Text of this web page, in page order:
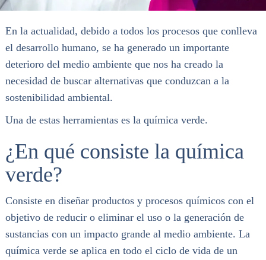
En la actualidad, debido a todos los procesos que conlleva
el desarrollo humano, se ha generado un importante
deterioro del medio ambiente que nos ha creado la
necesidad de buscar alternativas que conduzcan a la
sostenibilidad ambiental.
Una de estas herramientas es la química verde.
¿En qué consiste la química
verde?
Consiste en diseñar productos y procesos químicos con el
objetivo de reducir o eliminar el uso o la generación de
sustancias con un impacto grande al medio ambiente. La
química verde se aplica en todo el ciclo de vida de un